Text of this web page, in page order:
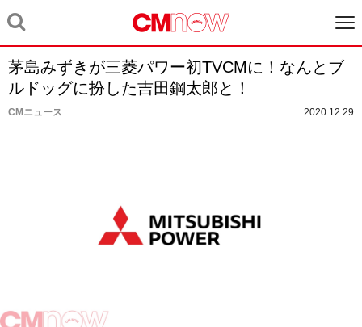
茅島みずきが三菱パワー初TVCMに！なんとブ
ルドッグに扮した吉田鋼太郎と！
CMニュース 2020.12.29